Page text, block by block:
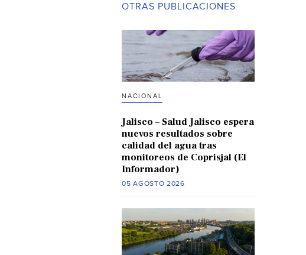
OTRAS PUBLICACIONES
NACIONAL
Jalisco – Salud Jalisco espera
nuevos resultados sobre
calidad del agua tras
monitoreos de Coprisjal (El
Informador)
05 AGOSTO 2026